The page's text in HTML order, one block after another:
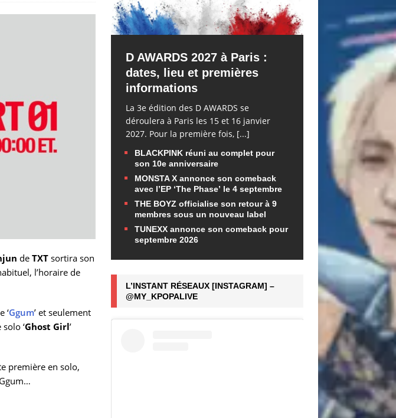
de TXT sortira son
l’horaire de
‘Ggum’ et seulement
‘Ghost Girl’
première en solo,
D AWARDS 2027 à Paris :
dates, lieu et premières
informations
La 3e édition des D AWARDS se
déroulera à Paris les 15 et 16 janvier
2027. Pour la première fois, [...]
BLACKPINK réuni au complet pour
son 10e anniversaire
MONSTA X annonce son comeback
avec l’EP ‘The Phase’ le 4 septembre
THE BOYZ officialise son retour à 9
membres sous un nouveau label
TUNEXX annonce son comeback pour
septembre 2026
L’INSTANT RÉSEAUX [INSTAGRAM] –
@MY_KPOPALIVE